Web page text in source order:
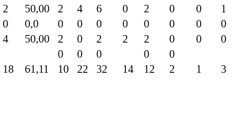
2 50,00 2 4 6 0 2 0 0 1
0 0,0 0 0 0 0 0 0 0 0
4 50,00 2 0 2 2 2 0 0 0
0 0 0 0 0
18 61,11 10 22 32 14 12 2 1 3